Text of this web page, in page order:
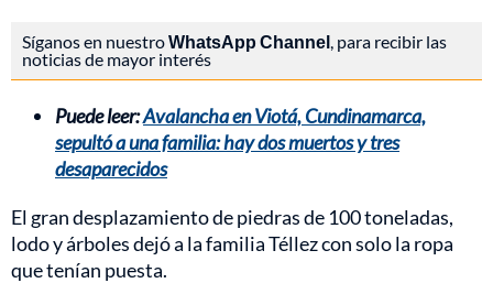
Síganos en nuestroWhatsApp Channel , para recibir las
noticias de mayor interés
Puede leer:Avalancha en Viotá, Cundinamarca,
sepultó a una familia: hay dos muertos y tres
desaparecidos
El gran desplazamiento de piedras de 100 toneladas,
lodo y árboles dejó a la familia Téllez con solo la ropa
que tenían puesta.